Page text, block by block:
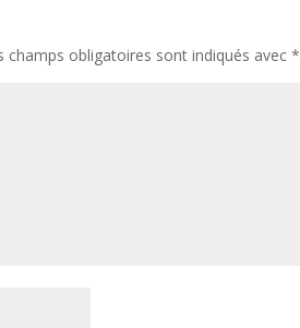
champs obligatoires sont indiqués avec*